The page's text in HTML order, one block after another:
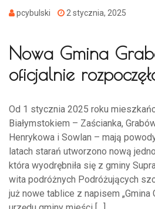
pcybulski 2 stycznia, 2025
Nowa Gmina
oficjalnie
Od 1 stycznia 2025 roku
Białymstokiem – Zaścianka,
Henrykowa i Sowlan – mają
latach starań utworzono nową
która wyodrębniła się z gminy
wita podróżnych Podróżujących
już nowe tablice z napisem „Gmina